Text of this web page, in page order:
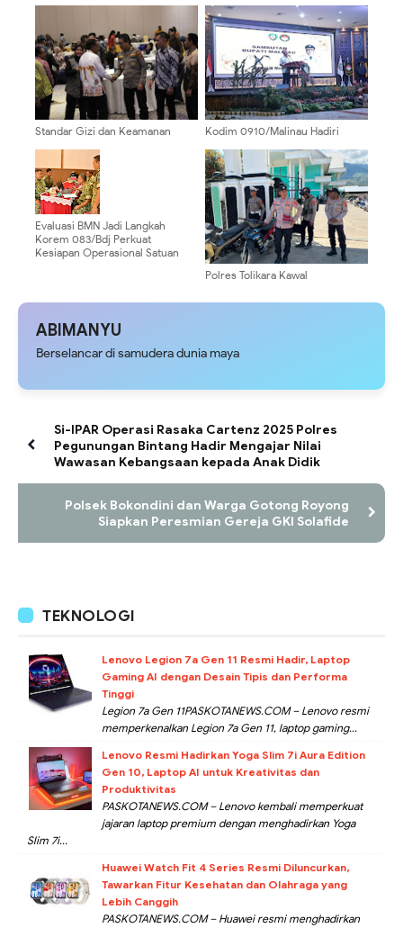
Bendera Merah Putih
Standar Gizi dan Keamanan
Dokkes Polda Papua Hadiri
Workshop Program Makan
Bergizi Gratis
Kodim 0910/Malinau Hadiri
Wanita Persatuan Kabupaten
Malinau
Evaluasi BMN Jadi Langkah
Korem 083/Bdj Perkuat
Kesiapan Operasional Satuan
Polres Tolikara Kawal
Pastikan Jemaat Beribadah
ABIMANYU
Berselancar di samudera dunia maya
Si-IPAR Operasi Rasaka Cartenz 2025 Polres
Pegunungan Bintang Hadir Mengajar Nilai
Wawasan Kebangsaan kepada Anak Didik
Polsek Bokondini dan Warga Gotong Royong
Siapkan Peresmian Gereja GKI Solafide
TEKNOLOGI
Lenovo Legion 7a Gen 11 Resmi Hadir, Laptop
Gaming AI dengan Desain Tipis dan Performa
Tinggi
Legion 7a Gen 11PASKOTANEWS.COM – Lenovo resmi
memperkenalkan Legion 7a Gen 11, laptop gaming...
Lenovo Resmi Hadirkan Yoga Slim 7i Aura Edition
Gen 10, Laptop AI untuk Kreativitas dan
Produktivitas
PASKOTANEWS.COM – Lenovo kembali memperkuat
jajaran laptop premium dengan menghadirkan Yoga
Slim 7i...
Huawei Watch Fit 4 Series Resmi Diluncurkan,
Tawarkan Fitur Kesehatan dan Olahraga yang
Lebih Canggih
PASKOTANEWS.COM – Huawei resmi menghadirkan